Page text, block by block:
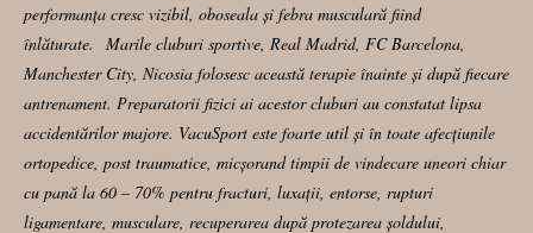
performanța cresc vizibil, oboseala și febra musculară fiind
înlăturate. Marile cluburi sportive, Real Madrid, FC Barcelona,
Manchester City, Nicosia folosesc această terapie înainte și după fiecare
antrenament. Preparatorii fizici ai acestor cluburi au constatat lipsa
accidentărilor majore. VacuSport este foarte util și în toate afecțiunile
ortopedice, post traumatice, micșorand timpii de vindecare uneori chiar
cu pană la 60 – 70% pentru fracturi, luxații, entorse, rupturi
ligamentare, musculare, recuperarea după protezarea șoldului,